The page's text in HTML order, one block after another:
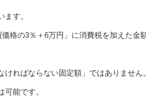
す。
格の3％＋6万円」に消費税を加えた金
ればならない固定額」ではありません。
能です。